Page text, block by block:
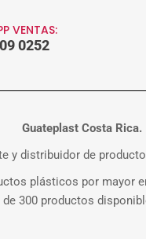
VENTAS:
0252
Guateplast Costa Rica.
y distribuidor de
plásticos por mayor
de 300 productos